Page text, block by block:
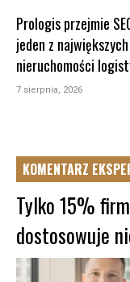
Prologis przejmie
jeden z
nieruchomości
7 sierpnia, 2026
KOMENTARZ
Tylko 15%
dostosowuje